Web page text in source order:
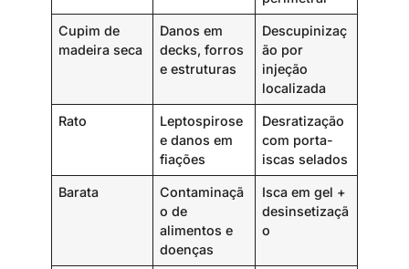
Cupim de
madeira seca
Danos em
decks, forros
e estruturas
Descupinizaç
ão por
injeção
localizada
Rato
Leptospirose
e danos em
fiações
Desratização
com porta-
iscas selados
Barata
Contaminaçã
o de
alimentos e
doenças
Isca em gel +
desinsetizaçã
o